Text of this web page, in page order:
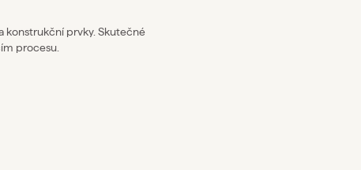
konstrukční prvky. Skutečné
procesu.